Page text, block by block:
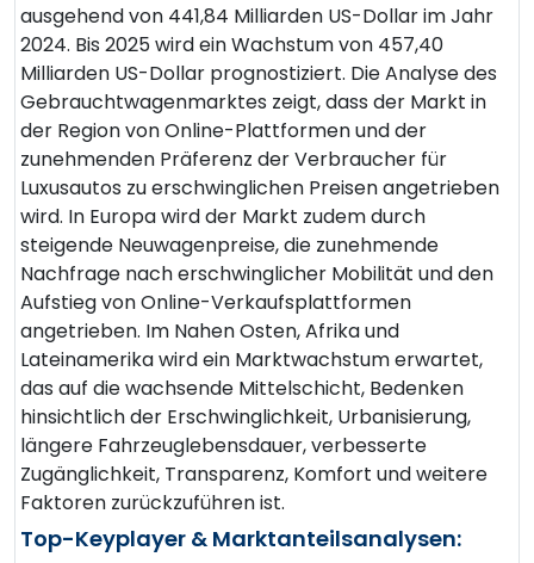
ausgehend von 441,84 Milliarden US-Dollar im Jahr
2024. Bis 2025 wird ein Wachstum von 457,40
Milliarden US-Dollar prognostiziert. Die Analyse des
Gebrauchtwagenmarktes zeigt, dass der Markt in
der Region von Online-Plattformen und der
zunehmenden Präferenz der Verbraucher für
Luxusautos zu erschwinglichen Preisen angetrieben
wird. In Europa wird der Markt zudem durch
steigende Neuwagenpreise, die zunehmende
Nachfrage nach erschwinglicher Mobilität und den
Aufstieg von Online-Verkaufsplattformen
angetrieben. Im Nahen Osten, Afrika und
Lateinamerika wird ein Marktwachstum erwartet,
das auf die wachsende Mittelschicht, Bedenken
hinsichtlich der Erschwinglichkeit, Urbanisierung,
längere Fahrzeuglebensdauer, verbesserte
Zugänglichkeit, Transparenz, Komfort und weitere
Faktoren zurückzuführen ist.
Top-Keyplayer & Marktanteilsanalysen: